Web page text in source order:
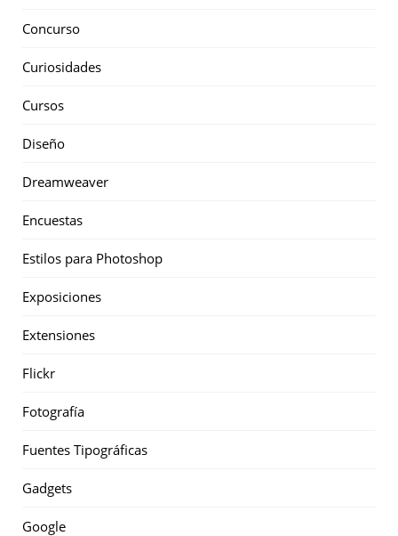
Concurso
Curiosidades
Cursos
Diseño
Dreamweaver
Encuestas
Estilos para Photoshop
Exposiciones
Extensiones
Flickr
Fotografía
Fuentes Tipográficas
Gadgets
Google